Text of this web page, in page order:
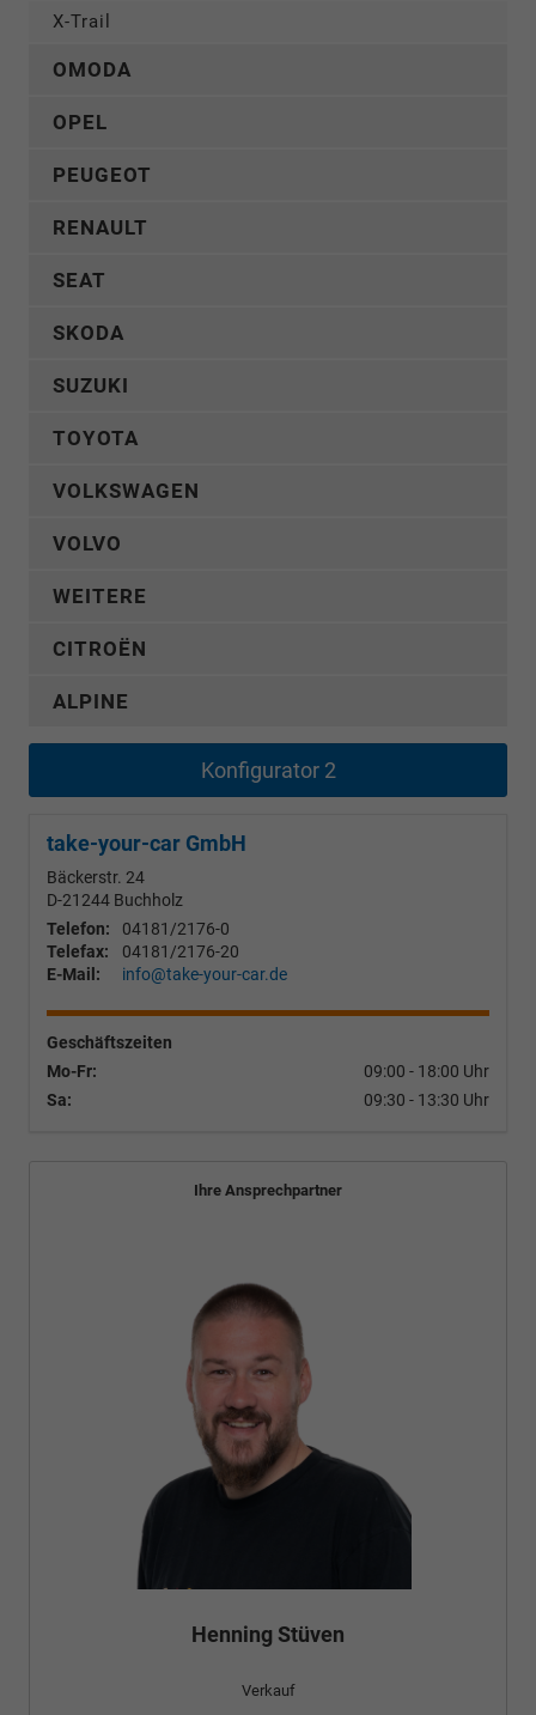
X-Trail
OMODA
OPEL
PEUGEOT
RENAULT
SEAT
SKODA
SUZUKI
TOYOTA
VOLKSWAGEN
VOLVO
WEITERE
CITROËN
ALPINE
Konfigurator 2
take-your-car GmbH
Bäckerstr. 24
D-21244 Buchholz
Telefon:
04181/2176-0
Telefax:
04181/2176-20
E-Mail:
info@take-your-car.de
Geschäftszeiten
Mo-Fr:
09:00 - 18:00 Uhr
Sa:
09:30 - 13:30 Uhr
Ihre Ansprechpartner
Henning Stüven
Verkauf